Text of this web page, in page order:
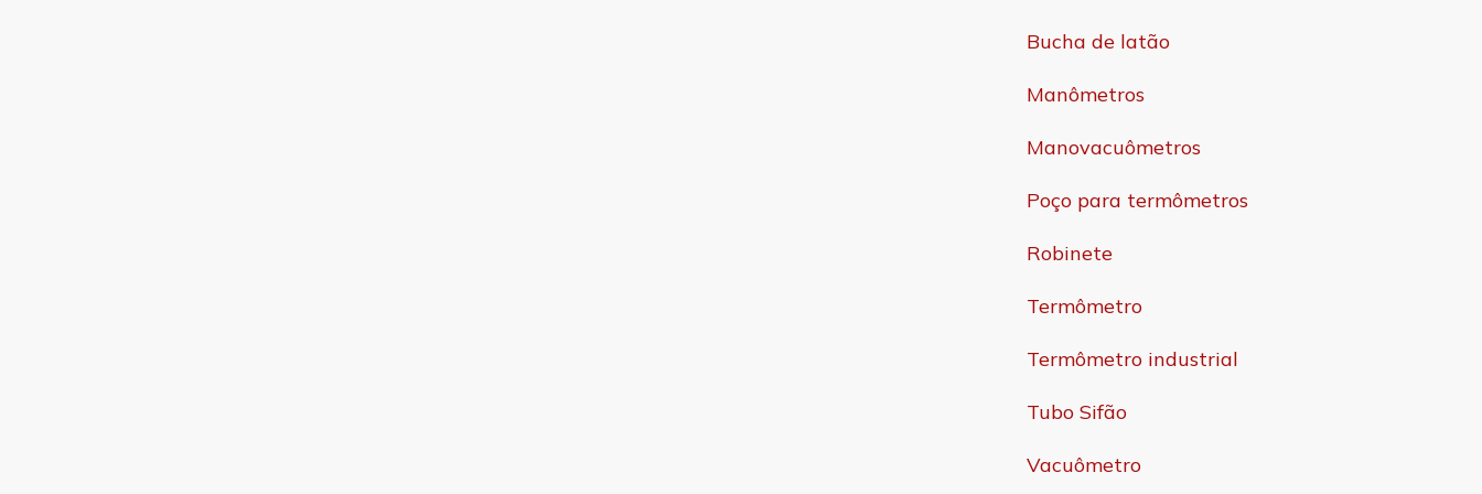
Bucha de latão
Manômetros
Manovacuômetros
Poço para termômetros
Robinete
Termômetro
Termômetro industrial
Tubo Sifão
Vacuômetro